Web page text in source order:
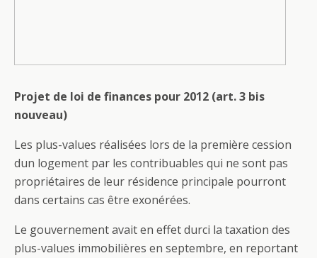
Projet de loi de finances pour 2012 (art. 3 bis
nouveau)
Les plus-values réalisées lors de la première cession
dun logement par les contribuables qui ne sont pas
propriétaires de leur résidence principale pourront
dans certains cas être exonérées.
Le gouvernement avait en effet durci la taxation des
plus-values immobilières en septembre, en reportant